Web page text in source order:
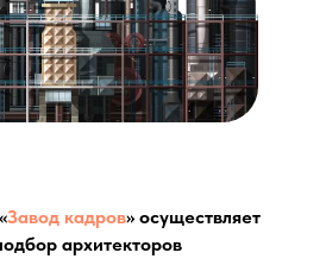
Завод кадров» осуществляет
архитекторов